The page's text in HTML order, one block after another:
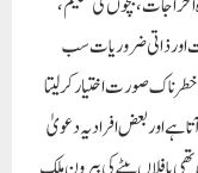
اور ذاتی ضروریات سب
صورت اختیار کر لیتا
ہے اور بعض افراد یہ دعویٰ